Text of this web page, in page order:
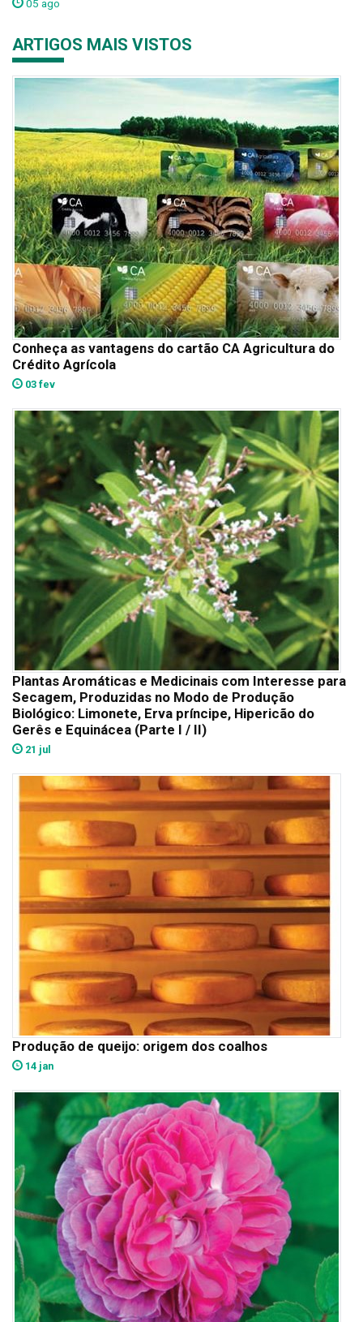
05 ago
ARTIGOS MAIS VISTOS
Conheça as vantagens do cartão CA Agricultura do
Crédito Agrícola
03 fev
Plantas Aromáticas e Medicinais com Interesse para
Secagem, Produzidas no Modo de Produção
Biológico: Limonete, Erva príncipe, Hipericão do
Gerês e Equinácea (Parte I / II)
21 jul
Produção de queijo: origem dos coalhos
14 jan